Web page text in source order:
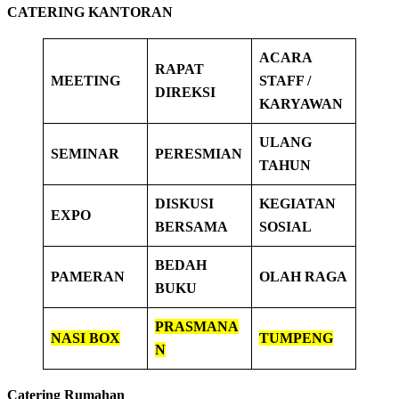
CATERING KANTORAN
MEETING
RAPAT
DIREKSI
ACARA
STAFF /
KARYAWAN
SEMINAR PERESMIAN
ULANG
TAHUN
EXPO
DISKUSI
BERSAMA
KEGIATAN
SOSIAL
PAMERAN
BEDAH
BUKU
OLAH RAGA
NASI BOX
PRASMANA
N
TUMPENG
Catering Rumahan